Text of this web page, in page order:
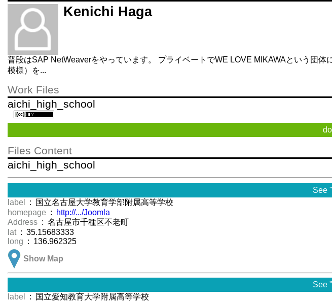
Kenichi Haga
普段はSAP NetWeaverをやっています。 プライベートでWE LOVE MIKAWAという団
模様）を...
Work Files
aichi_high_school
Files Content
aichi_high_school
See
label
: 国立名古屋大学教育学部附属高等学校
homepage :
http://.../Joomla
Address : 名古屋市千種区不老町
lat : 35.15683333
long : 136.962325
Show Map
See
label
: 国立愛知教育大学附属高等学校